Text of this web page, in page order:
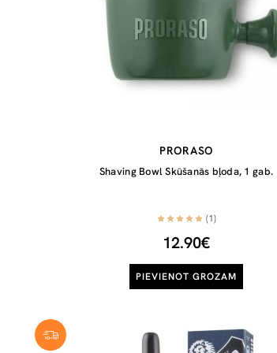
PRORASO
Shaving Bowl Skūšanās bļoda, 1 gab.
(1)
12.90€
PIEVIENOT GROZAM